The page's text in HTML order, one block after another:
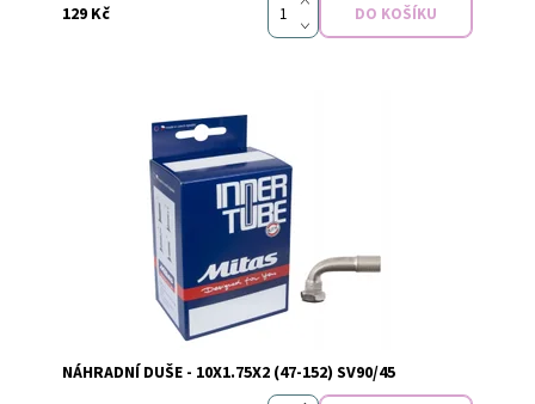
129 Kč
Vyprodáno
NÁHRADNÍ DUŠE - 10X1.75X2 (47-152) SV90/45